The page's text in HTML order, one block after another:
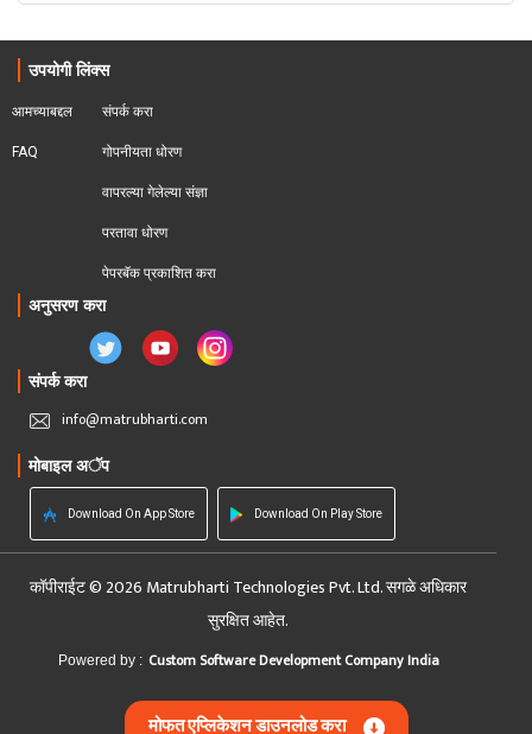
उपयोगी लिंक्स
आमच्याबद्दल
FAQ
संपर्क करा
गोपनीयता धोरण
वापरल्या गेलेल्या संज्ञा
परतावा धोरण
पेपरबॅक प्रकाशित करा
अनुसरण करा
संपर्क करा
info@matrubharti.com
मोबाइल अॅप
Download On App Store Download On Play Store
कॉपीराईट © 2026 Matrubharti Technologies Pvt. Ltd. सगळे अधिकार
सुरक्षित आहेत.
Powered by : Custom Software Development Company India
मोफत एप्लिकेशन डाउनलोड करा